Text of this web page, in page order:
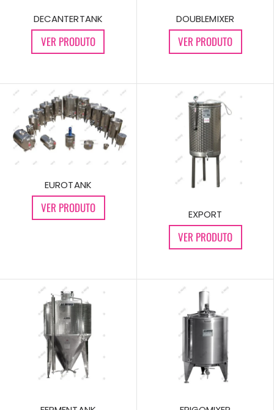
DECANTERTANK
VER PRODUTO
DOUBLEMIXER
VER PRODUTO
EUROTANK
VER PRODUTO EXPORT
VER PRODUTO